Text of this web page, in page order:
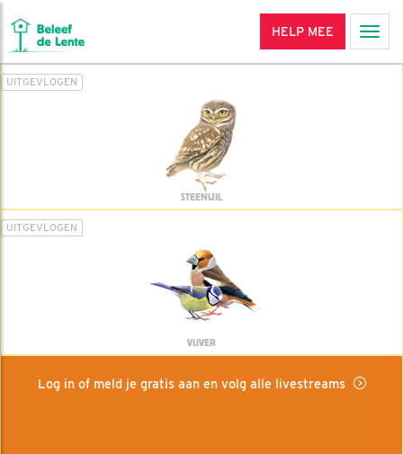
HELP MEE
UITGEVLOGEN
STEENUIL
UITGEVLOGEN
VIJVER
Log in of meld je gratis aan en volg alle livestreams